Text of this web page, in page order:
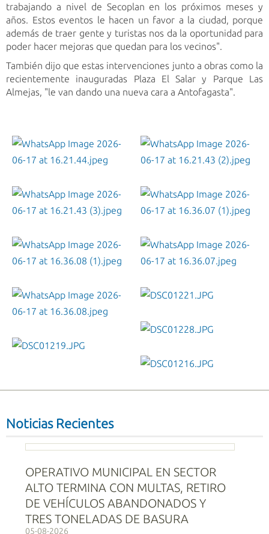
trabajando a nivel de Secoplan en los próximos meses y
años. Estos eventos le hacen un favor a la ciudad, porque
además de traer gente y turistas nos da la oportunidad para
poder hacer mejoras que quedan para los vecinos".
También dijo que estas intervenciones junto a obras como la
recientemente inauguradas Plaza El Salar y Parque Las
Almejas, "le van dando una nueva cara a Antofagasta".
WhatsApp Image 2026-06-17 at 16.21.44.jpeg WhatsApp Image 2026-06-17 at 16.21.43 (2).jpeg
WhatsApp Image 2026-06-17 at 16.21.43 (3).jpeg WhatsApp Image 2026-06-17 at 16.36.07 (1).jpeg
WhatsApp Image 2026-06-17 at 16.36.08 (1).jpeg WhatsApp Image 2026-06-17 at 16.36.07.jpeg
WhatsApp Image 2026-06-17 at 16.36.08.jpeg
DSC01221.JPG
DSC01228.JPG
DSC01219.JPG
DSC01216.JPG
Noticias Recientes
OPERATIVO MUNICIPAL EN SECTOR
ALTO TERMINA CON MULTAS, RETIRO
DE VEHÍCULOS ABANDONADOS Y
TRES TONELADAS DE BASURA
05-08-2026